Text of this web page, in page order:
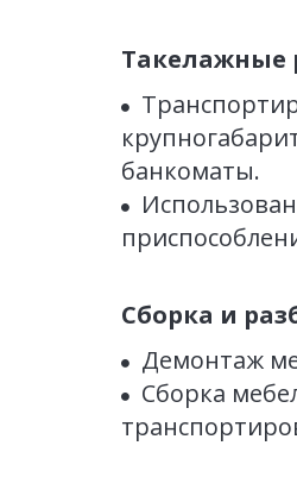
Такелажные
банкоматы.
Сборка и
Демонтаж
Сборка